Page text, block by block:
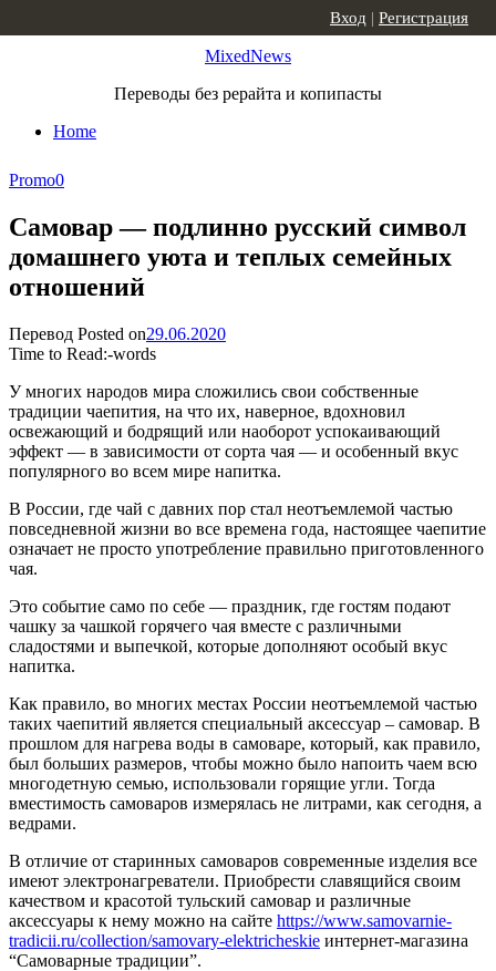
MixedNews
Переводы без рерайта и копипасты
Home
Вход | Регистрация
Promo0
Самовар — подлинно русский символ
домашнего уюта и теплых семейных
отношений
Перевод Posted on29.06.2020
Time to Read:-words
У многих народов мира сложились свои собственные
традиции чаепития, на что их, наверное, вдохновил
освежающий и бодрящий или наоборот успокаивающий
эффект — в зависимости от сорта чая — и особенный вкус
популярного во всем мире напитка.
В России, где чай с давних пор стал неотъемлемой частью
повседневной жизни во все времена года, настоящее чаепитие
означает не просто употребление правильно приготовленного
чая.
Это событие само по себе — праздник, где гостям подают
чашку за чашкой горячего чая вместе с различными
сладостями и выпечкой, которые дополняют особый вкус
напитка.
Как правило, во многих местах России неотъемлемой частью
таких чаепитий является специальный аксессуар – самовар. В
прошлом для нагрева воды в самоваре, который, как правило,
был больших размеров, чтобы можно было напоить чаем всю
многодетную семью, использовали горящие угли. Тогда
вместимость самоваров измерялась не литрами, как сегодня, а
ведрами.
В отличие от старинных самоваров современные изделия все
имеют электронагреватели. Приобрести славящийся своим
качеством и красотой тульский самовар и различные
аксессуары к нему можно на сайте https://www.samovarnie-
tradicii.ru/collection/samovary-elektricheskie интернет-магазина
“Самоварные традиции”.